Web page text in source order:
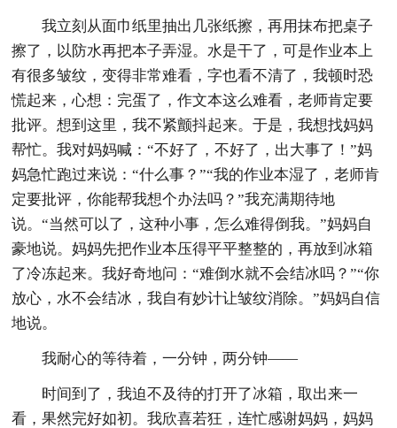
我立刻从面巾纸里抽出几张纸擦，再用抹布把桌子
擦了，以防水再把本子弄湿。水是干了，可是作业本上
有很多皱纹，变得非常难看，字也看不清了，我顿时恐
慌起来，心想：完蛋了，作文本这么难看，老师肯定要
批评。想到这里，我不紧颤抖起来。于是，我想找妈妈
帮忙。我对妈妈喊：“不好了，不好了，出大事了！”妈
妈急忙跑过来说：“什么事？”“我的作业本湿了，老师肯
定要批评，你能帮我想个办法吗？”我充满期待地
说。“当然可以了，这种小事，怎么难得倒我。”妈妈自
豪地说。妈妈先把作业本压得平平整整的，再放到冰箱
了冷冻起来。我好奇地问：“难倒水就不会结冰吗？”“你
放心，水不会结冰，我自有妙计让皱纹消除。”妈妈自信
地说。
我耐心的等待着，一分钟，两分钟——
时间到了，我迫不及待的打开了冰箱，取出来一
看，果然完好如初。我欣喜若狂，连忙感谢妈妈，妈妈